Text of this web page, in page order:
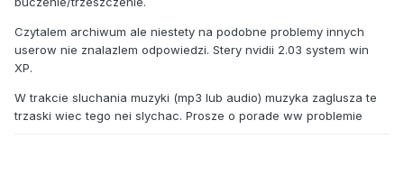
Czytalem archiwum ale niestety na podobne problemy innych
userow nie znalazlem odpowiedzi. Stery nvidii 2.03 system win
XP.
W trakcie sluchania muzyki (mp3 lub audio) muzyka zaglusza te
trzaski wiec tego nei slychac. Prosze o porade ww problemie